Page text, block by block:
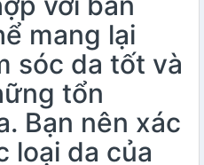
mang lại
sóc da tốt và
tổn
Bạn nên xác
loại da của